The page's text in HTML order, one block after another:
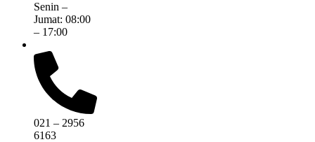
Senin –
Jumat: 08:00
– 17:00
021 – 2956
6163